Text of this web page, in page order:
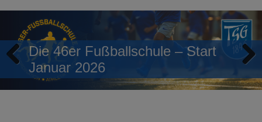
Die 46er Fußballschule – Start
Januar 2026
Previous